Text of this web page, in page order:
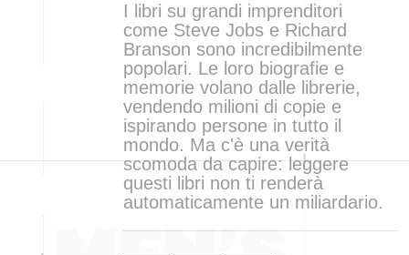
I libri su grandi imprenditori
come Steve Jobs e Richard
Branson sono incredibilmente
popolari. Le loro biografie e
memorie volano dalle librerie,
vendendo milioni di copie e
ispirando persone in tutto il
mondo. Ma c'è una verità
scomoda da capire: leggere
questi libri non ti renderà
automaticamente un miliardario.